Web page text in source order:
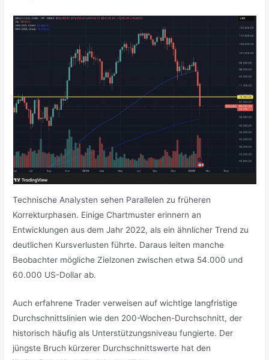
Technische Analysten sehen Parallelen zu früheren
Korrekturphasen. Einige Chartmuster erinnern an
Entwicklungen aus dem Jahr 2022, als ein ähnlicher Trend zu
deutlichen Kursverlusten führte. Daraus leiten manche
Beobachter mögliche Zielzonen zwischen etwa 54.000 und
60.000 US-Dollar ab.
Auch erfahrene Trader verweisen auf wichtige langfristige
Durchschnittslinien wie den 200-Wochen-Durchschnitt, der
historisch häufig als Unterstützungsniveau fungierte. Der
jüngste Bruch kürzerer Durchschnittswerte hat den